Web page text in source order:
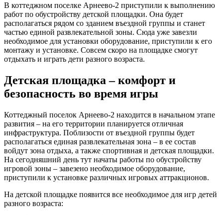
В коттеджном поселке Арнеево-2 приступили к выполнению
работ по обустройству детской площадки. Она будет
располагаться рядом со зданием въездной группы и станет
частью единой развлекательной зоны. Сюда уже завезли
необходимое для установки оборудование, приступили к его
монтажу и установке. Совсем скоро на площадке смогут
отдыхать и играть дети разного возраста.
Детская площадка – комфорт и
безопасность во время игры
Коттеджный поселок Арнеево-2 находится в начальном этапе
развития – на его территории планируется отличная
инфраструктура. Поблизости от въездной группы будет
располагаться единая развлекательная зона – в ее состав
войдут зона отдыха, а также спортивная и детская площадки.
На сегодняшний день тут начаты работы по обустройству
игровой зоны – завезено необходимое оборудование,
приступили к установке различных игровых аттракционов.
На детской площадке появится все необходимое для игр детей
разного возраста: